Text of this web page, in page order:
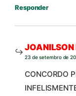
Responder
23 de setembro de
CONCORDO